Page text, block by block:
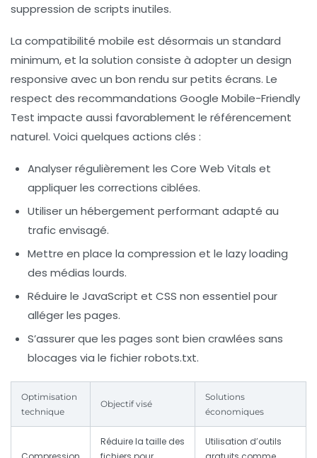
suppression de scripts inutiles.
La compatibilité mobile est désormais un standard
minimum, et la solution consiste à adopter un design
responsive avec un bon rendu sur petits écrans. Le
respect des recommandations Google Mobile-Friendly
Test impacte aussi favorablement le référencement
naturel. Voici quelques actions clés :
Analyser régulièrement les Core Web Vitals et
appliquer les corrections ciblées.
Utiliser un hébergement performant adapté au
trafic envisagé.
Mettre en place la compression et le lazy loading
des médias lourds.
Réduire le JavaScript et CSS non essentiel pour
alléger les pages.
S’assurer que les pages sont bien crawlées sans
blocages via le fichier robots.txt.
Optimisation
technique
Objectif visé
Solutions
économiques
Réduire la taille des
Utilisation d’outils